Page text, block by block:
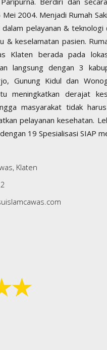
2004. Menjadi Rumah
pelayanan & teknologi
& keselamatan pasien.
Klaten berada pada
langsung dengan 3
Gunung Kidul dan
meningkatkan derajat
masyarakat tidak
pelayanan kesehatan.
19 Spesialisasi SIAP
Klaten